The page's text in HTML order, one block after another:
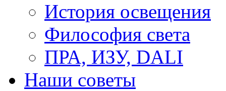
История освещения
Философия света
ПРА, ИЗУ, DALI
Наши советы